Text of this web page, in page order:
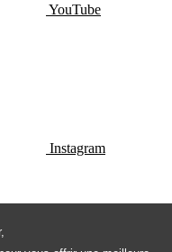
YouTube
Instagram